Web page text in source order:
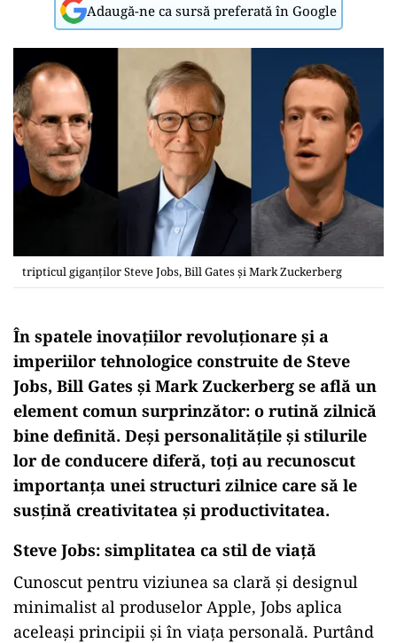
Adaugă-ne ca sursă preferată în Google
tripticul giganților Steve Jobs, Bill Gates și Mark Zuckerberg
În spatele inovațiilor revoluționare și a
imperiilor tehnologice construite de Steve
Jobs, Bill Gates și Mark Zuckerberg se află un
element comun surprinzător: o rutină zilnică
bine definită. Deși personalitățile și stilurile
lor de conducere diferă, toți au recunoscut
importanța unei structuri zilnice care să le
susțină creativitatea și productivitatea.
Steve Jobs: simplitatea ca stil de viață
Cunoscut pentru viziunea sa clară și designul
minimalist al produselor Apple, Jobs aplica
aceleași principii și în viața personală. Purtând